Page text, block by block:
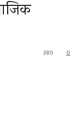
0
380